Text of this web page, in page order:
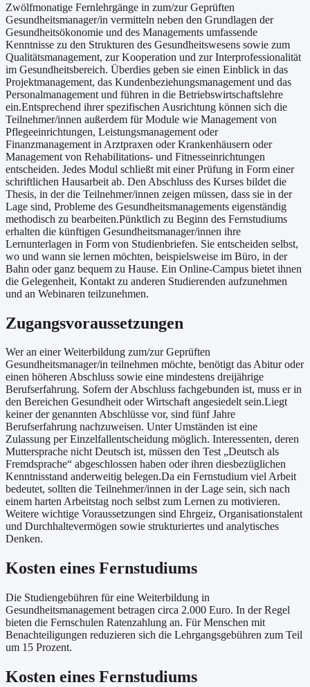
Zwölfmonatige Fernlehrgänge in zum/zur Geprüften
Gesundheitsmanager/in vermitteln neben den Grundlagen der
Gesundheitsökonomie und des Managements umfassende
Kenntnisse zu den Strukturen des Gesundheitswesens sowie zum
Qualitätsmanagement, zur Kooperation und zur Interprofessionalität
im Gesundheitsbereich. Überdies geben sie einen Einblick in das
Projektmanagement, das Kundenbeziehungsmanagement und das
Personalmanagement und führen in die Betriebswirtschaftslehre
ein.Entsprechend ihrer spezifischen Ausrichtung können sich die
Teilnehmer/innen außerdem für Module wie Management von
Pflegeeinrichtungen, Leistungsmanagement oder
Finanzmanagement in Arztpraxen oder Krankenhäusern oder
Management von Rehabilitations- und Fitnesseinrichtungen
entscheiden. Jedes Modul schließt mit einer Prüfung in Form einer
schriftlichen Hausarbeit ab. Den Abschluss des Kurses bildet die
Thesis, in der die Teilnehmer/innen zeigen müssen, dass sie in der
Lage sind, Probleme des Gesundheitsmanagements eigenständig
methodisch zu bearbeiten.Pünktlich zu Beginn des Fernstudiums
erhalten die künftigen Gesundheitsmanager/innen ihre
Lernunterlagen in Form von Studienbriefen. Sie entscheiden selbst,
wo und wann sie lernen möchten, beispielsweise im Büro, in der
Bahn oder ganz bequem zu Hause. Ein Online-Campus bietet ihnen
die Gelegenheit, Kontakt zu anderen Studierenden aufzunehmen
und an Webinaren teilzunehmen.
Zugangsvoraussetzungen
Wer an einer Weiterbildung zum/zur Geprüften
Gesundheitsmanager/in teilnehmen möchte, benötigt das Abitur oder
einen höheren Abschluss sowie eine mindestens dreijährige
Berufserfahrung. Sofern der Abschluss fachgebunden ist, muss er in
den Bereichen Gesundheit oder Wirtschaft angesiedelt sein.Liegt
keiner der genannten Abschlüsse vor, sind fünf Jahre
Berufserfahrung nachzuweisen. Unter Umständen ist eine
Zulassung per Einzelfallentscheidung möglich. Interessenten, deren
Muttersprache nicht Deutsch ist, müssen den Test „Deutsch als
Fremdsprache“ abgeschlossen haben oder ihren diesbezüglichen
Kenntnisstand anderweitig belegen.Da ein Fernstudium viel Arbeit
bedeutet, sollten die Teilnehmer/innen in der Lage sein, sich nach
einem harten Arbeitstag noch selbst zum Lernen zu motivieren.
Weitere wichtige Voraussetzungen sind Ehrgeiz, Organisationstalent
und Durchhaltevermögen sowie strukturiertes und analytisches
Denken.
Kosten eines Fernstudiums
Die Studiengebühren für eine Weiterbildung in
Gesundheitsmanagement betragen circa 2.000 Euro. In der Regel
bieten die Fernschulen Ratenzahlung an. Für Menschen mit
Benachteiligungen reduzieren sich die Lehrgangsgebühren zum Teil
um 15 Prozent.
Kosten eines Fernstudiums